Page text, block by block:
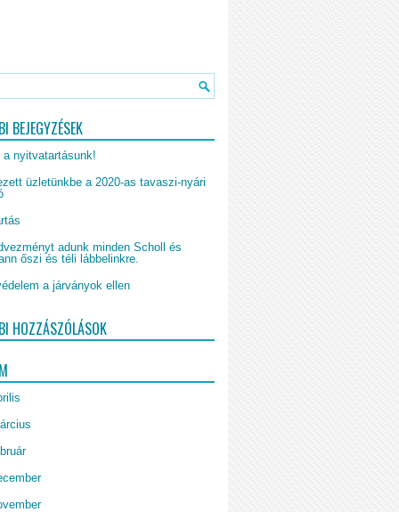
BEJEGYZÉSEK
nyitvatartásunk!
üzletünkbe a 2020-as tavaszi-nyári
adunk minden Scholl és
őszi és téli lábbelinkre.
a járványok ellen
HOZZÁSZÓLÁSOK